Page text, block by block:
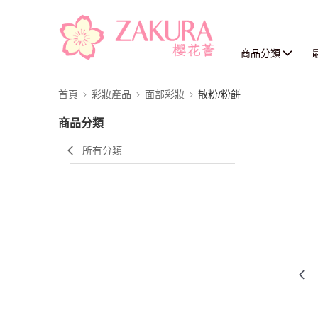
商品分類
首頁 彩妝產品 面部彩妝 散粉/粉餅
商品分類
所有分類